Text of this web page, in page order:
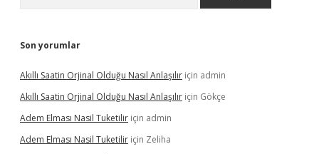
Son yorumlar
Akıllı Saatin Orjinal Olduğu Nasıl Anlaşılır için admin
Akıllı Saatin Orjinal Olduğu Nasıl Anlaşılır için Gökçe
Adem Elması Nasil Tuketilir için admin
Adem Elması Nasil Tuketilir için Zeliha